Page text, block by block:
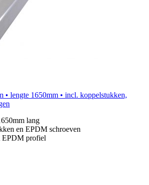
• lengte 1650mm • incl. koppelstukken,
lang
en EPDM schroeven
EPDM profiel